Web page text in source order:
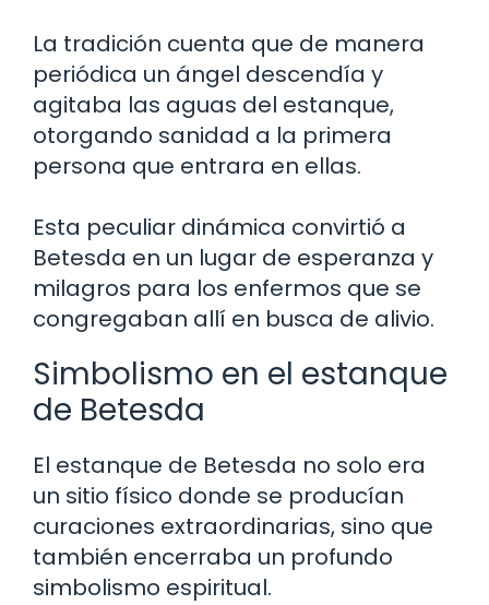
La tradición cuenta que de manera
periódica un ángel descendía y
agitaba las aguas del estanque,
otorgando sanidad a la primera
persona que entrara en ellas.
Esta peculiar dinámica convirtió a
Betesda en un lugar de esperanza y
milagros para los enfermos que se
congregaban allí en busca de alivio.
Simbolismo en el estanque
de Betesda
El estanque de Betesda no solo era
un sitio físico donde se producían
curaciones extraordinarias, sino que
también encerraba un profundo
simbolismo espiritual.